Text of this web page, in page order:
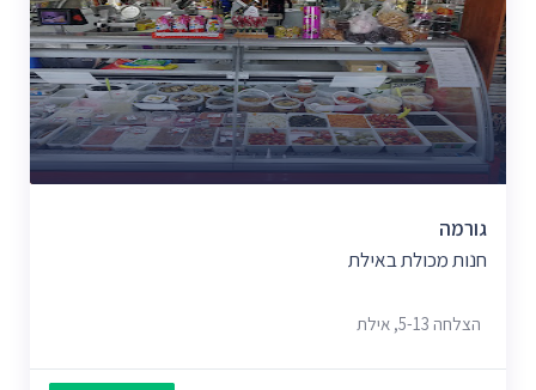
גורמה
חנות מכולת באילת
הצלחה 5-13, אילת